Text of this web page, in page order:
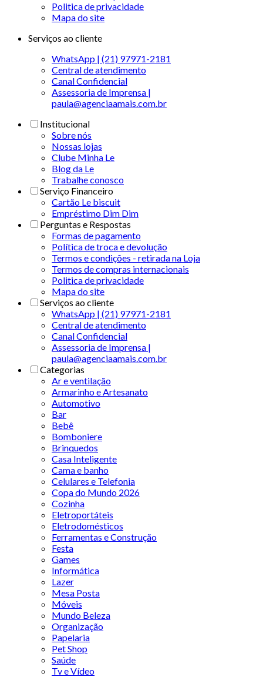
Politica de privacidade
Mapa do site
Serviços ao cliente
WhatsApp | (21) 97971-2181
Central de atendimento
Canal Confidencial
Assessoria de Imprensa |
paula@agenciaamais.com.br
Institucional
Sobre nós
Nossas lojas
Clube Minha Le
Blog da Le
Trabalhe conosco
Serviço Financeiro
Cartão Le biscuit
Empréstimo Dim Dim
Perguntas e Respostas
Formas de pagamento
Política de troca e devolução
Termos e condições - retirada na Loja
Termos de compras internacionais
Politica de privacidade
Mapa do site
Serviços ao cliente
WhatsApp | (21) 97971-2181
Central de atendimento
Canal Confidencial
Assessoria de Imprensa |
paula@agenciaamais.com.br
Categorias
Ar e ventilação
Armarinho e Artesanato
Automotivo
Bar
Bebê
Bomboniere
Brinquedos
Casa Inteligente
Cama e banho
Celulares e Telefonia
Copa do Mundo 2026
Cozinha
Eletroportáteis
Eletrodomésticos
Ferramentas e Construção
Festa
Games
Informática
Lazer
Mesa Posta
Móveis
Mundo Beleza
Organização
Papelaria
Pet Shop
Saúde
Tv e Vídeo